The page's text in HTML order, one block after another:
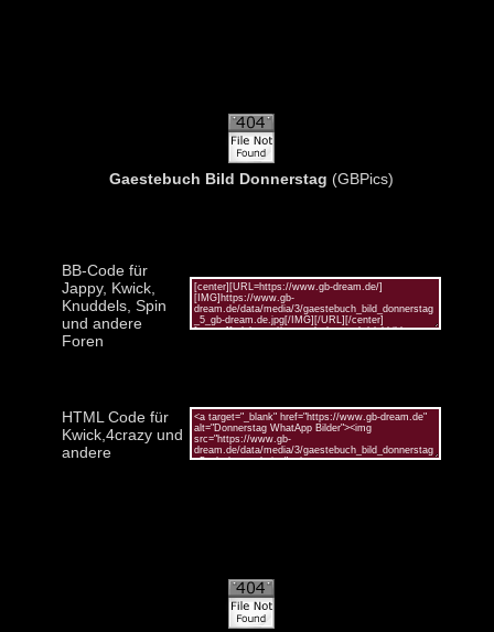
Gaestebuch Bild Donnerstag (GBPics)
BB-Code für
Jappy, Kwick,
Knuddels, Spin
und andere
Foren
HTML Code für
Kwick,4crazy und
andere